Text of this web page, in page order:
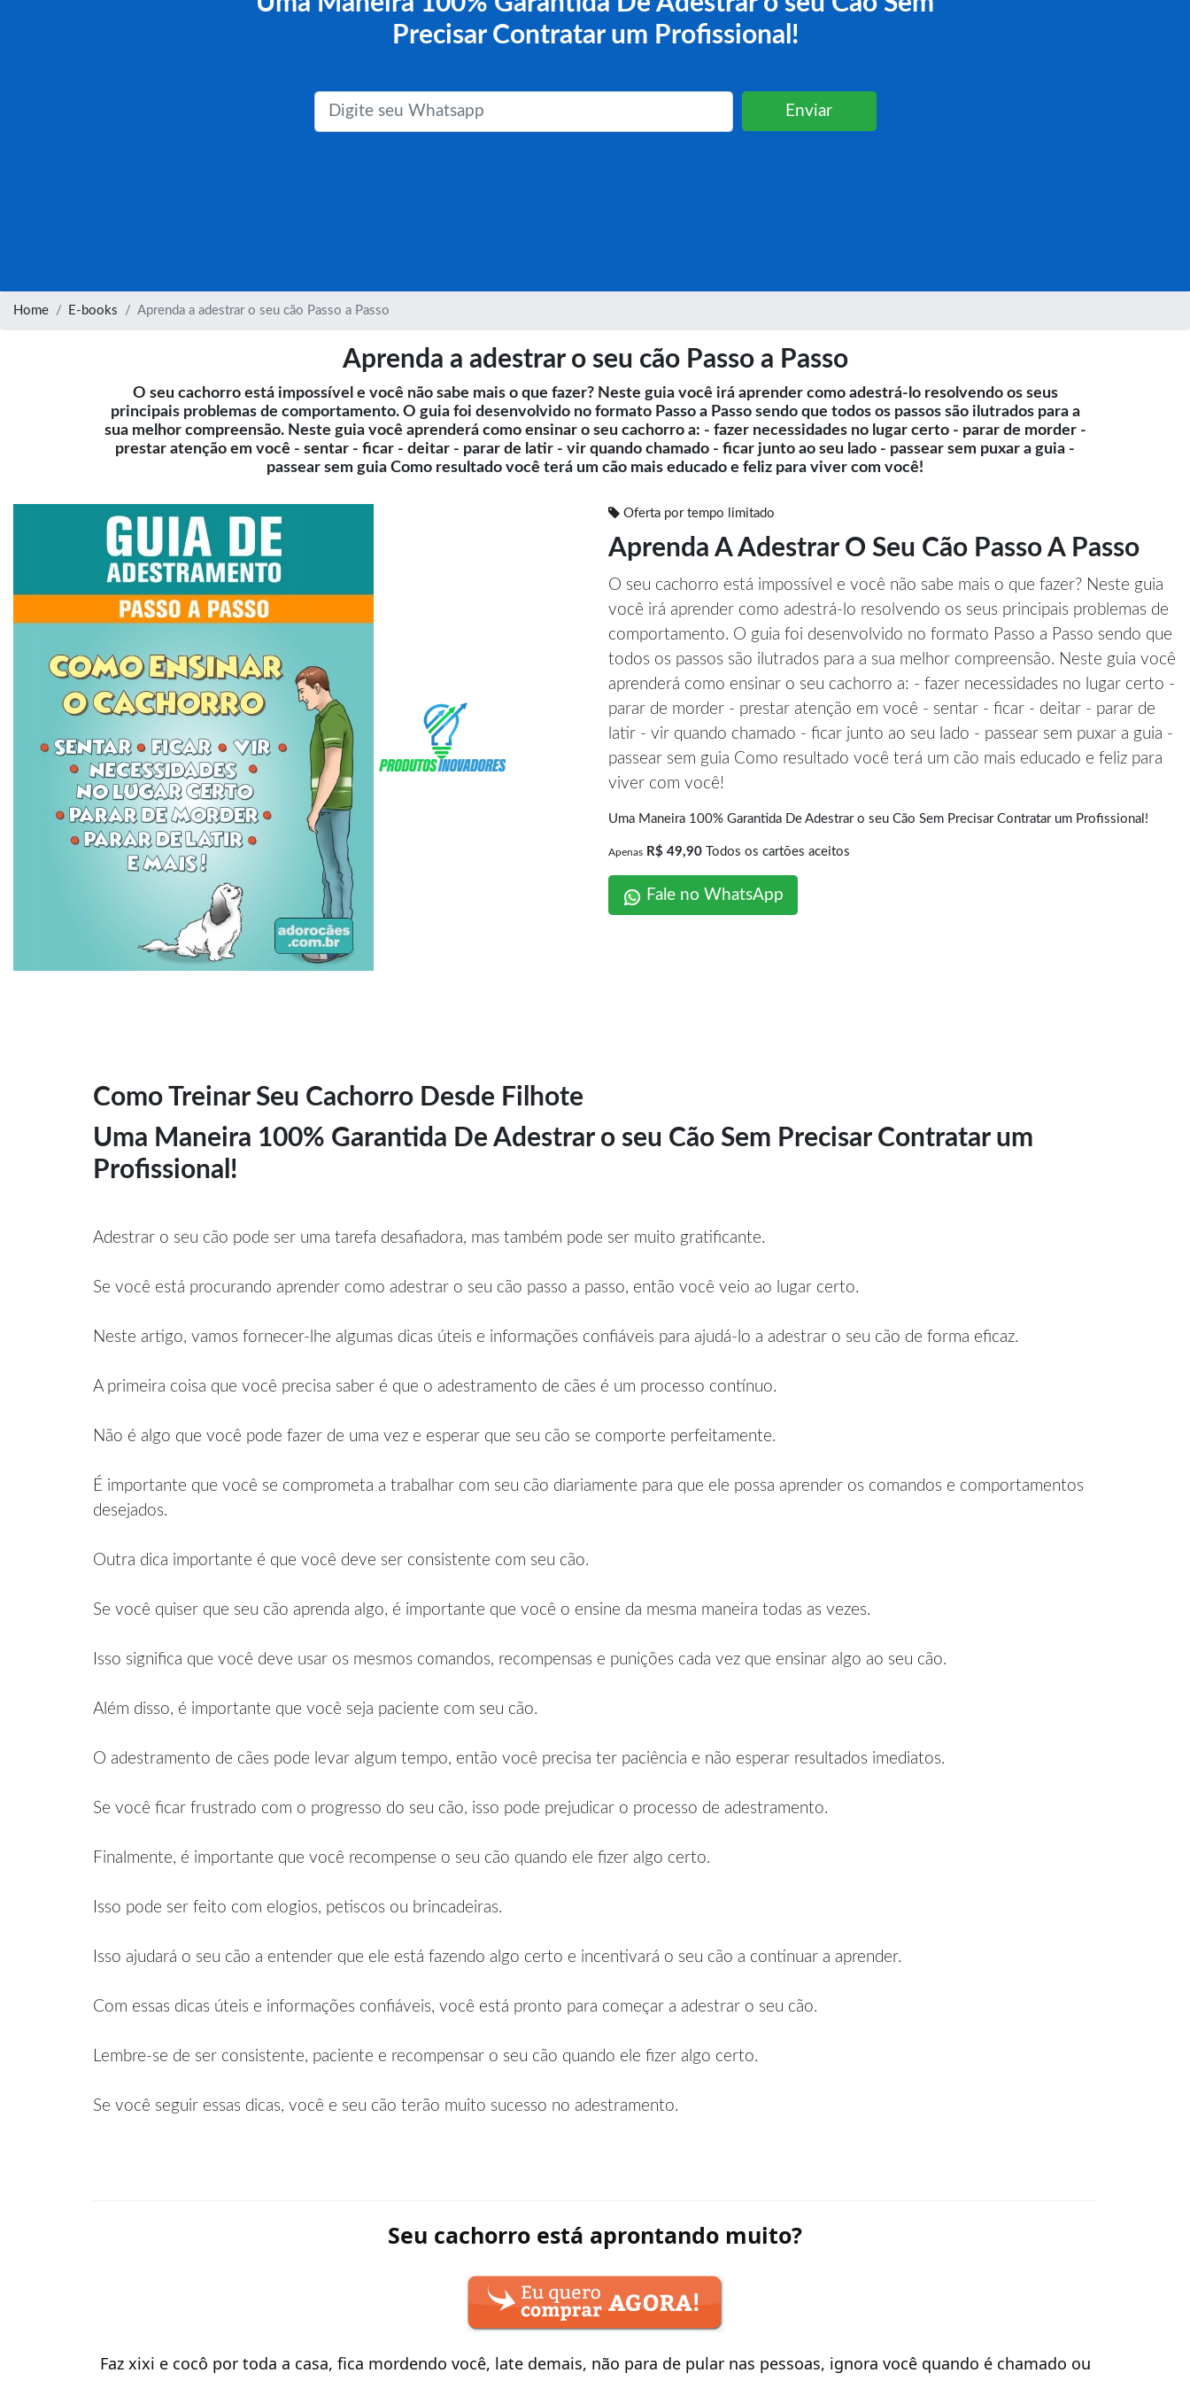
Precisar Contratar um Profissional!
Enviar
Home E-books Aprenda a adestrar o seu cão Passo a Passo
Aprenda a adestrar o seu cão Passo a Passo
O seu cachorro está impossível e você não sabe mais o que fazer? Neste guia você irá aprender como adestrá-lo resolvendo os seus
principais problemas de comportamento. O guia foi desenvolvido no formato Passo a Passo sendo que todos os passos são ilutrados para a
sua melhor compreensão. Neste guia você aprenderá como ensinar o seu cachorro a: - fazer necessidades no lugar certo - parar de morder -
prestar atenção em você - sentar - ficar - deitar - parar de latir - vir quando chamado - ficar junto ao seu lado - passear sem puxar a guia -
passear sem guia Como resultado você terá um cão mais educado e feliz para viver com você!
Oferta por tempo limitado
Aprenda A Adestrar O Seu Cão Passo A Passo
O seu cachorro está impossível e você não sabe mais o que fazer? Neste guia
você irá aprender como adestrá-lo resolvendo os seus principais problemas de
comportamento. O guia foi desenvolvido no formato Passo a Passo sendo que
todos os passos são ilutrados para a sua melhor compreensão. Neste guia você
aprenderá como ensinar o seu cachorro a: - fazer necessidades no lugar certo -
parar de morder - prestar atenção em você - sentar - ficar - deitar - parar de
latir - vir quando chamado - ficar junto ao seu lado - passear sem puxar a guia -
passear sem guia Como resultado você terá um cão mais educado e feliz para
viver com você!
Uma Maneira 100% Garantida De Adestrar o seu Cão Sem Precisar Contratar um Profissional!
Apenas R$ 49,90 Todos os cartões aceitos
Fale no WhatsApp
Como Treinar Seu Cachorro Desde Filhote
Uma Maneira 100% Garantida De Adestrar o seu Cão Sem Precisar Contratar um
Profissional!
Adestrar o seu cão pode ser uma tarefa desafiadora, mas também pode ser muito gratificante.
Se você está procurando aprender como adestrar o seu cão passo a passo, então você veio ao lugar certo.
Neste artigo, vamos fornecer-lhe algumas dicas úteis e informações confiáveis para ajudá-lo a adestrar o seu cão de forma eficaz.
A primeira coisa que você precisa saber é que o adestramento de cães é um processo contínuo.
Não é algo que você pode fazer de uma vez e esperar que seu cão se comporte perfeitamente.
É importante que você se comprometa a trabalhar com seu cão diariamente para que ele possa aprender os comandos e comportamentos
desejados.
Outra dica importante é que você deve ser consistente com seu cão.
Se você quiser que seu cão aprenda algo, é importante que você o ensine da mesma maneira todas as vezes.
Isso significa que você deve usar os mesmos comandos, recompensas e punições cada vez que ensinar algo ao seu cão.
Além disso, é importante que você seja paciente com seu cão.
O adestramento de cães pode levar algum tempo, então você precisa ter paciência e não esperar resultados imediatos.
Se você ficar frustrado com o progresso do seu cão, isso pode prejudicar o processo de adestramento.
Finalmente, é importante que você recompense o seu cão quando ele fizer algo certo.
Isso pode ser feito com elogios, petiscos ou brincadeiras.
Isso ajudará o seu cão a entender que ele está fazendo algo certo e incentivará o seu cão a continuar a aprender.
Com essas dicas úteis e informações confiáveis, você está pronto para começar a adestrar o seu cão.
Lembre-se de ser consistente, paciente e recompensar o seu cão quando ele fizer algo certo.
Se você seguir essas dicas, você e seu cão terão muito sucesso no adestramento.
Seu cachorro está aprontando muito?
Faz xixi e cocô por toda a casa, fica mordendo você, late demais, não para de pular nas pessoas, ignora você quando é chamado ou